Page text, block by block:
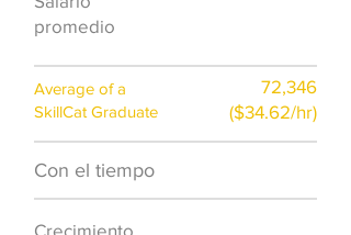
promedio
Average of a
SkillCat Graduate
72,346
($34.62/hr)
Con el tiempo
Crecimiento